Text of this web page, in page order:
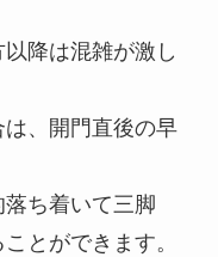
降は混雑が激し
、開門直後の早
ち着いて三脚
とができます。